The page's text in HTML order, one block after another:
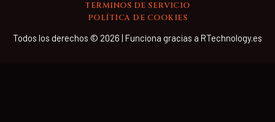
TERMINOS DE SERVICIO
POLÍTICA DE COOKIES
Todos los derechos © 2026 | Funciona gracias a RTechnology.es